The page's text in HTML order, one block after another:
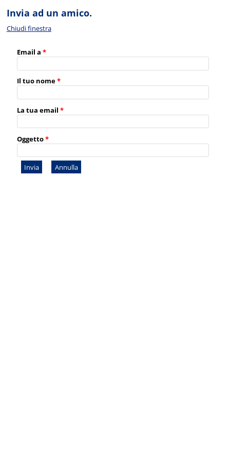
Invia ad un amico.
Chiudi finestra
Email a *
Il tuo nome*
La tua email *
Oggetto*
Invia Annulla